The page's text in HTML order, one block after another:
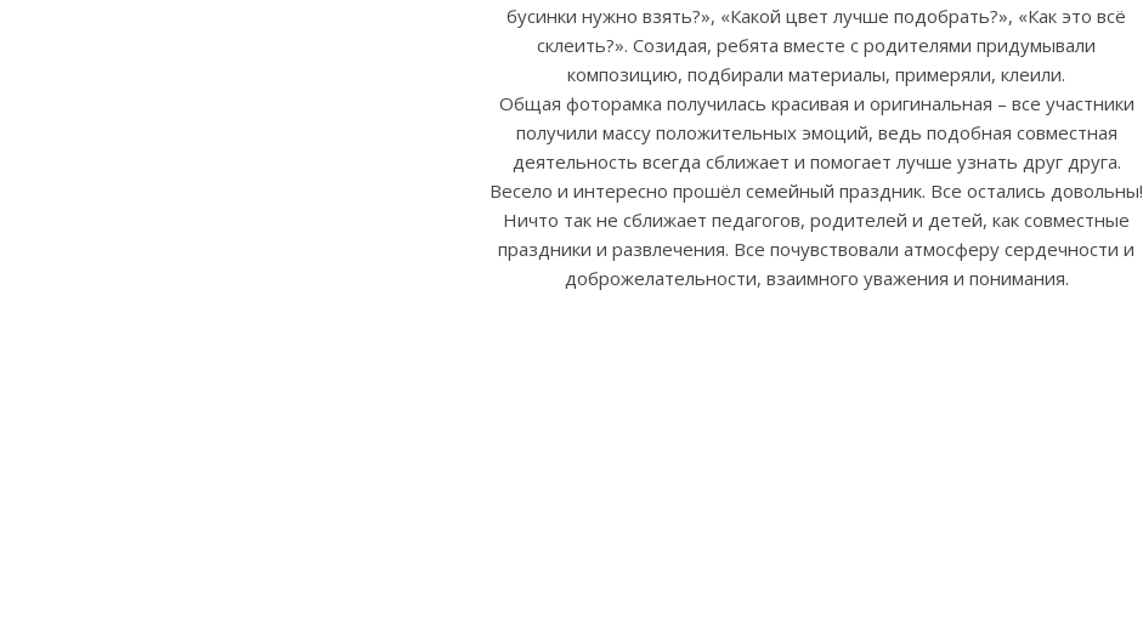
бусинки нужно взять?», «Какой цвет лучше подобрать?», «Как это всё
склеить?». Созидая, ребята вместе с родителями придумывали
композицию, подбирали материалы, примеряли, клеили.
Общая фоторамка получилась красивая и оригинальная – все участники
получили массу положительных эмоций, ведь подобная совместная
деятельность всегда сближает и помогает лучше узнать друг друга.
Весело и интересно прошёл семейный праздник. Все остались довольны!
Ничто так не сближает педагогов, родителей и детей, как совместные
праздники и развлечения. Все почувствовали атмосферу сердечности и
доброжелательности, взаимного уважения и понимания.